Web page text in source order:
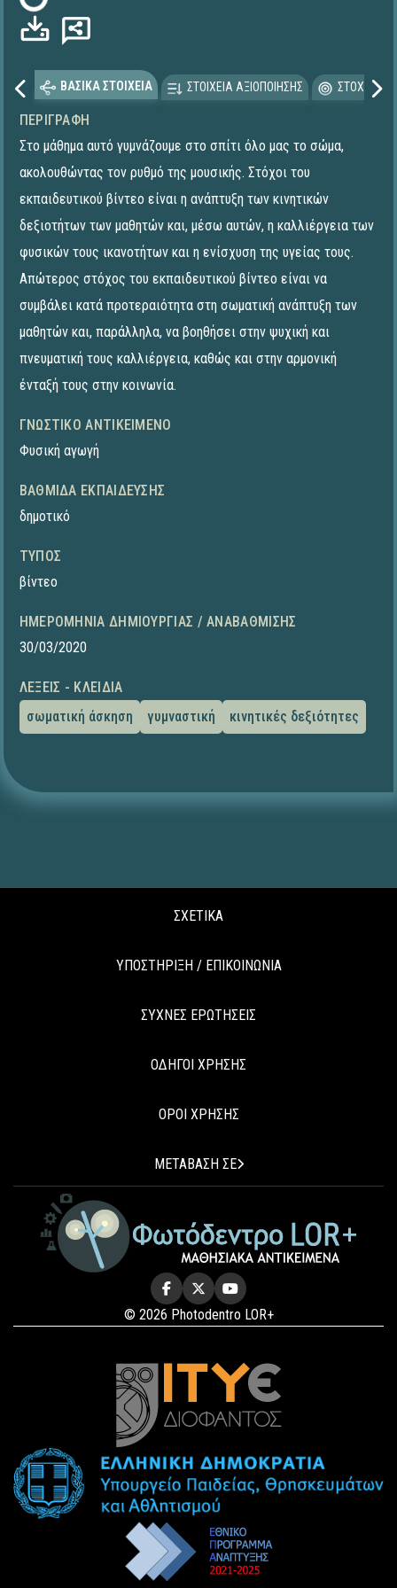
ΒΑΣΙΚΑ ΣΤΟΙΧΕΙΑ ΣΤΟΙΧΕΙΑ ΑΞΙΟΠΟΙΗΣΗΣ
ΠΕΡΙΓΡΑΦΉ
Στο μάθημα αυτό γυμνάζουμε στο σπίτι όλο μας το σώμα,
ακολουθώντας τον ρυθμό της μουσικής. Στόχοι του
εκπαιδευτικού βίντεο είναι η ανάπτυξη των κινητικών
δεξιοτήτων των μαθητών και, μέσω αυτών, η καλλιέργεια των
φυσικών τους ικανοτήτων και η ενίσχυση της υγείας τους.
Απώτερος στόχος του εκπαιδευτικού βίντεο είναι να
συμβάλει κατά προτεραιότητα στη σωματική ανάπτυξη των
μαθητών και, παράλληλα, να βοηθήσει στην ψυχική και
πνευματική τους καλλιέργεια, καθώς και στην αρμονική
ένταξή τους στην κοινωνία.
ΓΝΩΣΤΙΚΌ ΑΝΤΙΚΕΊΜΕΝΟ
Φυσική αγωγή
ΒΑΘΜΊΔΑ ΕΚΠΑΊΔΕΥΣΗΣ
δημοτικό
ΤΎΠΟΣ
βίντεο
ΗΜΕΡΟΜΗΝΊΑ ΔΗΜΙΟΥΡΓΊΑΣ / ΑΝΑΒΆΘΜΙΣΗΣ
30/03/2020
ΛΈΞΕΙΣ - ΚΛΕΙΔΙΆ
σωματική άσκηση
γυμναστική κινητικές δεξιότητες
ΣΧΕΤΙΚΑ
ΥΠΟΣΤΗΡΙΞΗ / ΕΠΙΚΟΙΝΩΝΙΑ
ΣΥΧΝΕΣ ΕΡΩΤΗΣΕΙΣ
ΟΔΗΓΟΙ ΧΡΗΣΗΣ
ΟΡΟΙ ΧΡΗΣΗΣ
ΜΕΤΑΒΑΣΗ ΣΕ
© 2026 Photodentro LOR+